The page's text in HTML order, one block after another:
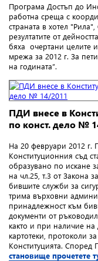
Програма Достъп до
работна среща с
страната в хотел
резултатите от
бяха очертани целите
мрежа за 2012 г. За
на годината”.
ПДИ внесе в
по конст. дело №
На 20 февруари 2012
Конституционния съд
образувано по искане
на чл.25, т.3 от Закона
бившите служби за
трима върховни
принадлежност към
документи от
както и при наличие
картотеки, протоколи
Конституцията. Според
становище прочетете